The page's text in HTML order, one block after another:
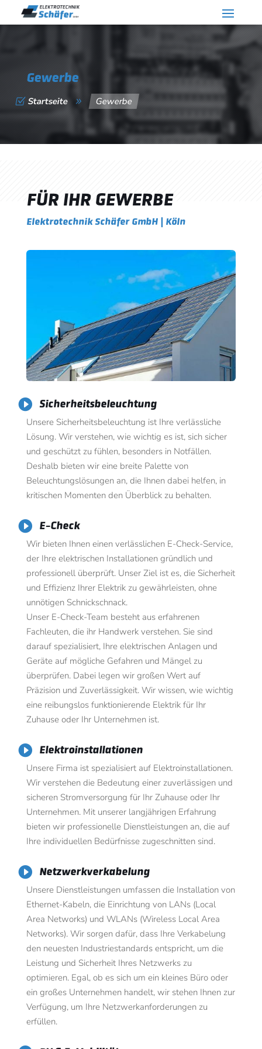
Gewerbe
Z Startseite 9 Gewerbe
FÜR IHR GEWERBE
Elektrotechnik Schäfer GmbH | Köln
 Sicherheitsbeleuchtung
Unsere Sicherheitsbeleuchtung ist Ihre verlässliche
Lösung. Wir verstehen, wie wichtig es ist, sich sicher
und geschützt zu fühlen, besonders in Notfällen.
Deshalb bieten wir eine breite Palette von
Beleuchtungslösungen an, die Ihnen dabei helfen, in
kritischen Momenten den Überblick zu behalten.
 E-Check
Wir bieten Ihnen einen verlässlichen E-Check-Service,
der Ihre elektrischen Installationen gründlich und
professionell überprüft. Unser Ziel ist es, die Sicherheit
und Effizienz Ihrer Elektrik zu gewährleisten, ohne
unnötigen Schnickschnack.
Unser E-Check-Team besteht aus erfahrenen
Fachleuten, die ihr Handwerk verstehen. Sie sind
darauf spezialisiert, Ihre elektrischen Anlagen und
Geräte auf mögliche Gefahren und Mängel zu
überprüfen. Dabei legen wir großen Wert auf
Präzision und Zuverlässigkeit. Wir wissen, wie wichtig
eine reibungslos funktionierende Elektrik für Ihr
Zuhause oder Ihr Unternehmen ist.
 Elektroinstallationen
Unsere Firma ist spezialisiert auf Elektroinstallationen.
Wir verstehen die Bedeutung einer zuverlässigen und
sicheren Stromversorgung für Ihr Zuhause oder Ihr
Unternehmen. Mit unserer langjährigen Erfahrung
bieten wir professionelle Dienstleistungen an, die auf
Ihre individuellen Bedürfnisse zugeschnitten sind.
 Netzwerkverkabelung
Unsere Dienstleistungen umfassen die Installation von
Ethernet-Kabeln, die Einrichtung von LANs (Local
Area Networks) und WLANs (Wireless Local Area
Networks). Wir sorgen dafür, dass Ihre Verkabelung
den neuesten Industriestandards entspricht, um die
Leistung und Sicherheit Ihres Netzwerks zu
optimieren. Egal, ob es sich um ein kleines Büro oder
ein großes Unternehmen handelt, wir stehen Ihnen zur
Verfügung, um Ihre Netzwerkanforderungen zu
erfüllen.